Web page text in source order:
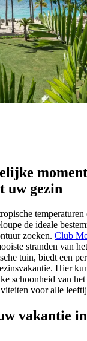
uw gezin
temperaturen
de ideale
zoeken. Club
stranden van
tuin, biedt een
Hier
schoonheid van
voor alle
vakantie in